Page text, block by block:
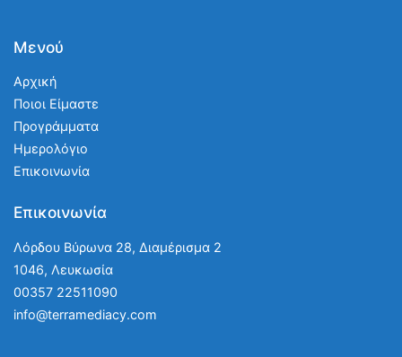
Μενού
Αρχική
Ποιοι Είμαστε
Προγράμματα
Ημερολόγιο
Επικοινωνία
Επικοινωνία
Λόρδου Βύρωνα 28, Διαμέρισμα 2
1046, Λευκωσία
00357 22511090
info@terramediacy.com